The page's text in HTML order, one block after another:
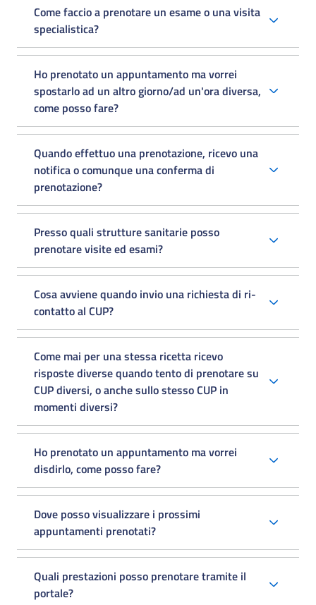
Come faccio a prenotare un esame o una visita
specialistica?
Ho prenotato un appuntamento ma vorrei
spostarlo ad un altro giorno/ad un'ora diversa,
come posso fare?
Quando effettuo una prenotazione, ricevo una
notifica o comunque una conferma di
prenotazione?
Presso quali strutture sanitarie posso
prenotare visite ed esami?
Cosa avviene quando invio una richiesta di ri-
contatto al CUP?
Come mai per una stessa ricetta ricevo
risposte diverse quando tento di prenotare su
CUP diversi, o anche sullo stesso CUP in
momenti diversi?
Ho prenotato un appuntamento ma vorrei
disdirlo, come posso fare?
Dove posso visualizzare i prossimi
appuntamenti prenotati?
Quali prestazioni posso prenotare tramite il
portale?